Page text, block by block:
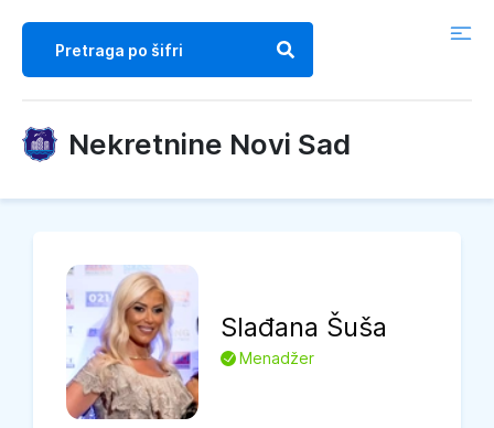
Nekretnine Novi Sad
Slađana Šuša
L Menadžer